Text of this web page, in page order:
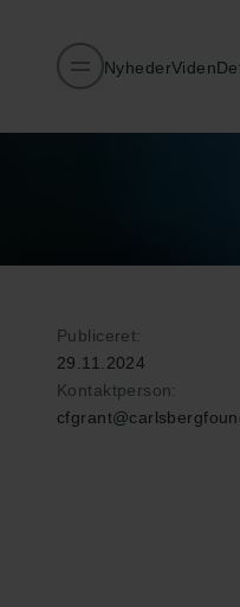
NyhederViden
Publiceret:
29.11.2024
Kontaktperson: